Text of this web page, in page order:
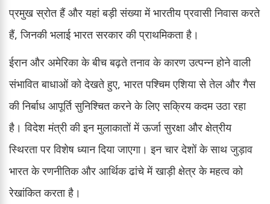
प्रमुख स्रोत हैं और यहां बड़ी संख्या में भारतीय प्रवासी निवास करते
हैं, जिनकी भलाई भारत सरकार की प्राथमिकता है।
ईरान और अमेरिका के बीच बढ़ते तनाव के कारण उत्पन्न होने वाली
संभावित बाधाओं को देखते हुए, भारत पश्चिम एशिया से तेल और गैस
की निर्बाध आपूर्ति सुनिश्चित करने के लिए सक्रिय कदम उठा रहा
है। विदेश मंत्री की इन मुलाकातों में ऊर्जा सुरक्षा और क्षेत्रीय
स्थिरता पर विशेष ध्यान दिया जाएगा। इन चार देशों के साथ जुड़ाव
भारत के रणनीतिक और आर्थिक ढांचे में खाड़ी क्षेत्र के महत्व को
रेखांकित करता है।